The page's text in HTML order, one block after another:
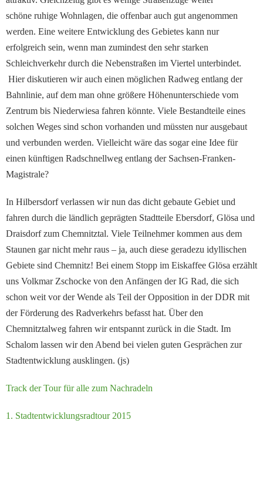
schöne ruhige Wohnlagen, die offenbar auch gut angenommen
werden. Eine weitere Entwicklung des Gebietes kann nur
erfolgreich sein, wenn man zumindest den sehr starken
Schleichverkehr durch die Nebenstraßen im Viertel unterbindet.
Hier diskutieren wir auch einen möglichen Radweg entlang der
Bahnlinie, auf dem man ohne größere Höhenunterschiede vom
Zentrum bis Niederwiesa fahren könnte. Viele Bestandteile eines
solchen Weges sind schon vorhanden und müssten nur ausgebaut
und verbunden werden. Vielleicht wäre das sogar eine Idee für
einen künftigen Radschnellweg entlang der Sachsen-Franken-
Magistrale?
In Hilbersdorf verlassen wir nun das dicht gebaute Gebiet und
fahren durch die ländlich geprägten Stadtteile Ebersdorf, Glösa und
Draisdorf zum Chemnitztal. Viele Teilnehmer kommen aus dem
Staunen gar nicht mehr raus – ja, auch diese geradezu idyllischen
Gebiete sind Chemnitz! Bei einem Stopp im Eiskaffee Glösa erzählt
uns Volkmar Zschocke von den Anfängen der IG Rad, die sich
schon weit vor der Wende als Teil der Opposition in der DDR mit
der Förderung des Radverkehrs befasst hat. Über den
Chemnitztalweg fahren wir entspannt zurück in die Stadt. Im
Schalom lassen wir den Abend bei vielen guten Gesprächen zur
Stadtentwicklung ausklingen. (js)
Track der Tour für alle zum Nachradeln
1. Stadtentwicklungsradtour 2015